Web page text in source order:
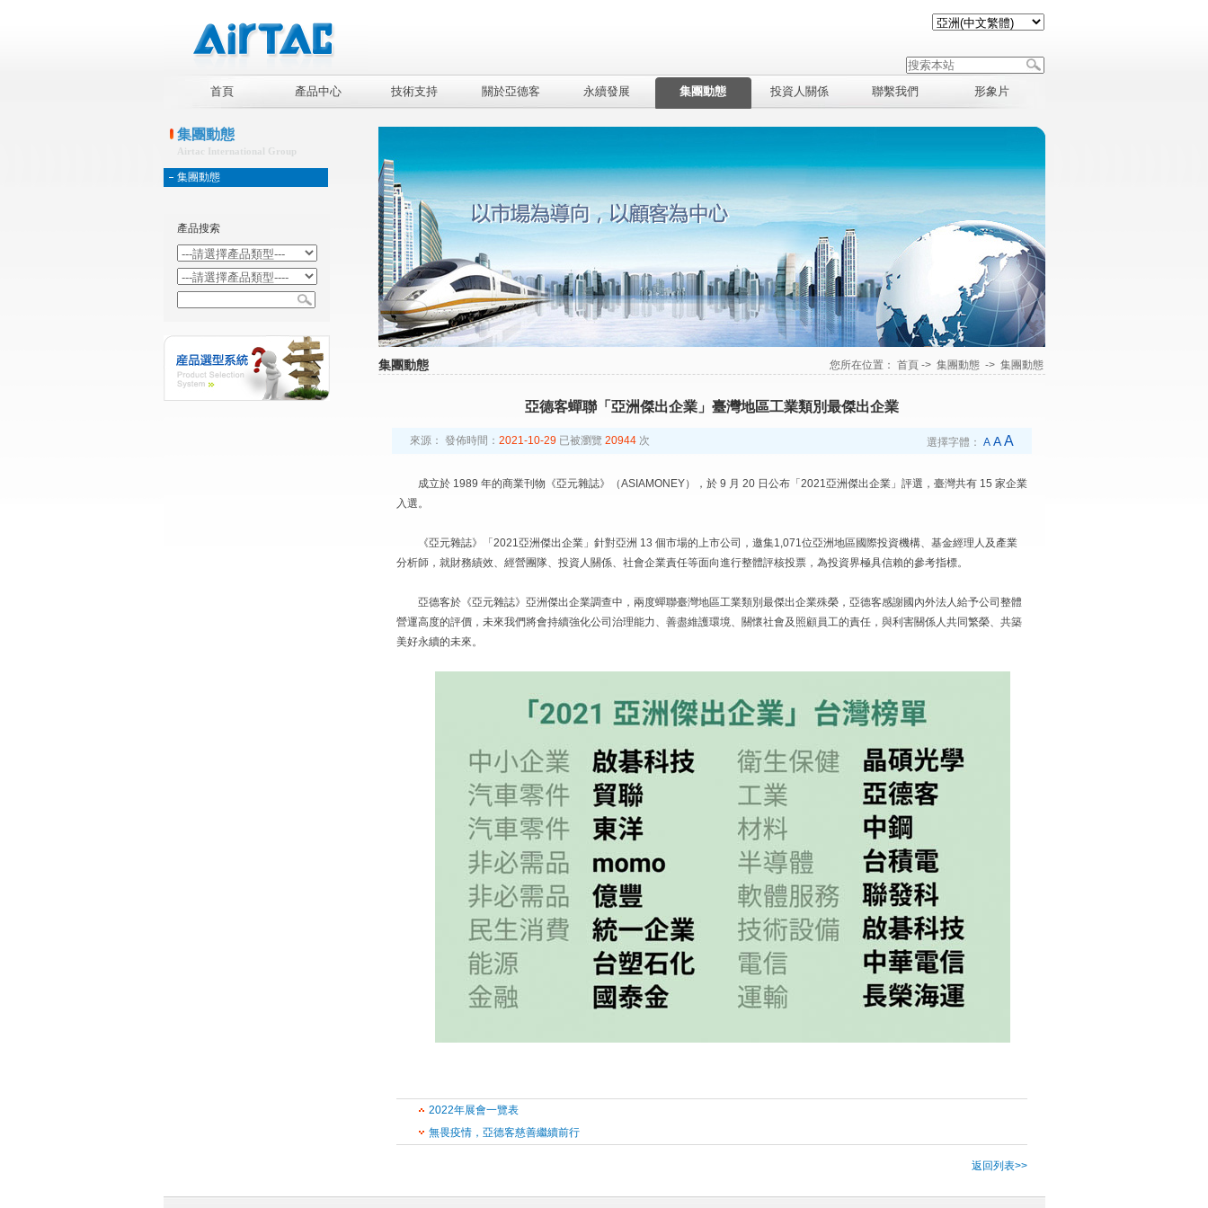
首頁 產品中心 技術支持 關於亞德客 永續發展 集團動態 投資人關係 聯繫我們 形象片
集團動態
Airtac International Group
集團動態
產品搜索
集團動態 您所在位置： 首頁-> 集團動態-> 集團動態
亞德客蟬聯「亞洲傑出企業」臺灣地區工業類別最傑出企業
來源： 發佈時間： 2021-10-29已被瀏覽 20944次 選擇字體： AAA
成立於 1989 年的商業刊物《亞元雜誌》（ASIAMONEY），於 9 月 20 日公布「2021亞洲傑出企業」評選，臺灣共有 15 家企業
入選。
《亞元雜誌》「2021亞洲傑出企業」針對亞洲 13 個市場的上市公司，邀集1,071位亞洲地區國際投資機構、基金經理人及產業
分析師，就財務績效、經營團隊、投資人關係、社會企業責任等面向進行整體評核投票，為投資界極具信賴的參考指標。
亞德客於《亞元雜誌》亞洲傑出企業調查中，兩度蟬聯臺灣地區工業類別最傑出企業殊榮，亞德客感謝國內外法人給予公司整體
營運高度的評價，未來我們將會持續強化公司治理能力、善盡維護環境、關懷社會及照顧員工的責任，與利害關係人共同繁榮、共築
美好永續的未來。
2022年展會一覽表
無畏疫情，亞德客慈善繼續前行
返回列表>>